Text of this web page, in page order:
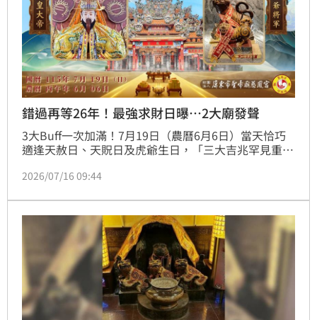
錯過再等26年！最強求財日曝…2大廟發聲
3大Buff一次加滿！7月19日（農曆6月6日）當天恰巧
適逢天赦日、天貺日及虎爺生日，「三大吉兆罕見重
26年。屏東玉皇宮及慈鳳宮皆加派人員，準備迎接大批
2026/07/16 09:44